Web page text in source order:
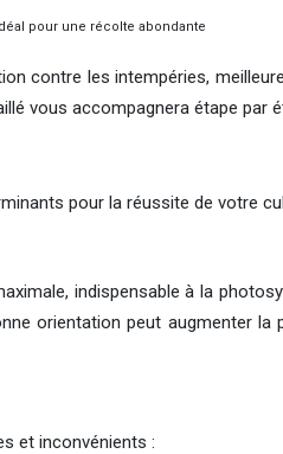
pour une récolte abondante
contre les intempéries,
vous accompagnera étape
pour la réussite de votre
indispensable à la
orientation peut augmenter
et inconvénients :